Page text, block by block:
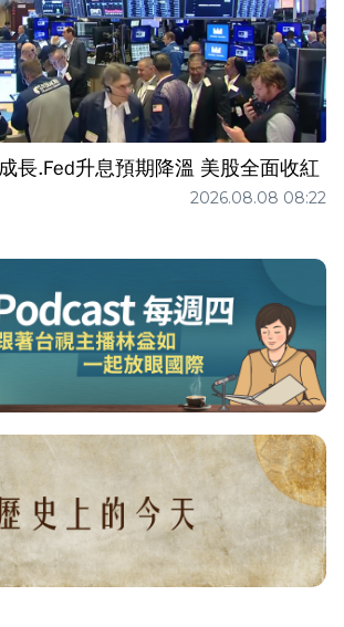
長.Fed升息預期降溫 美股全面收紅
2026.08.08 08:22